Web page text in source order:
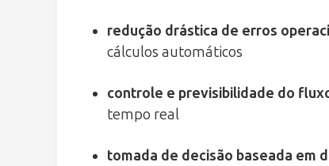
redução drástica de erros
cálculos automáticos
controle e previsibilidade do
tempo real
tomada de decisão baseada em